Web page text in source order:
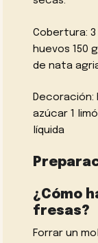
Cobertura:
huevos 150
de nata
Decoración:
azúcar 1
líquida
¿Cómo
fresas?
Forrar un